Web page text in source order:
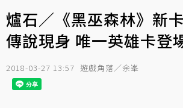
爐石／《黑巫森林》新
傳說現身 唯一英雄卡登
2018-03-27 13:57 遊戲角落／余峯